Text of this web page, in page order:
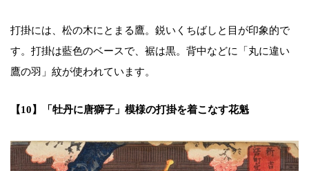
打掛には、松の木にとまる鷹。鋭いくちばしと目が印象的で
す。打掛は藍色のベースで、裾は黒。背中などに「丸に違い
鷹の羽」紋が使われています。
【10】「牡丹に唐獅子」模様の打掛を着こなす花魁